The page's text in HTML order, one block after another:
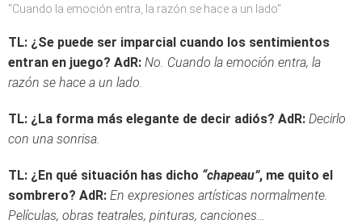
"Cuando la emoción entra, la razón se hace a un lado"
TL: ¿Se puede ser imparcial cuando los sentimientos
entran en juego? AdR: No. Cuando la emoción entra, la
razón se hace a un lado.
TL: ¿La forma más elegante de decir adiós? AdR: Decirlo
con una sonrisa.
TL: ¿En qué situación has dicho “chapeau”, me quito el
sombrero? AdR: En expresiones artísticas normalmente.
Películas, obras teatrales, pinturas, canciones…